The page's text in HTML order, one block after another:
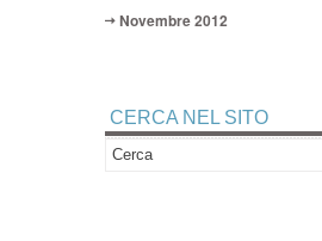
Novembre 2012
CERCA NEL SITO